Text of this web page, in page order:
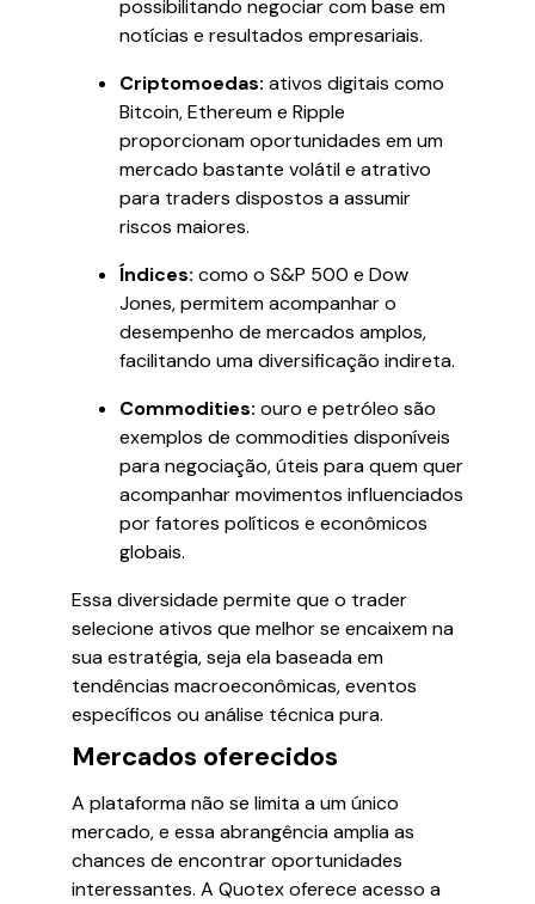
possibilitando negociar com base em
notícias e resultados empresariais.
Criptomoedas: ativos digitais como
Bitcoin, Ethereum e Ripple
proporcionam oportunidades em um
mercado bastante volátil e atrativo
para traders dispostos a assumir
riscos maiores.
Índices: como o S&P 500 e Dow
Jones, permitem acompanhar o
desempenho de mercados amplos,
facilitando uma diversificação indireta.
Commodities: ouro e petróleo são
exemplos de commodities disponíveis
para negociação, úteis para quem quer
acompanhar movimentos influenciados
por fatores políticos e econômicos
globais.
Essa diversidade permite que o trader
selecione ativos que melhor se encaixem na
sua estratégia, seja ela baseada em
tendências macroeconômicas, eventos
específicos ou análise técnica pura.
Mercados oferecidos
A plataforma não se limita a um único
mercado, e essa abrangência amplia as
chances de encontrar oportunidades
interessantes. A Quotex oferece acesso a